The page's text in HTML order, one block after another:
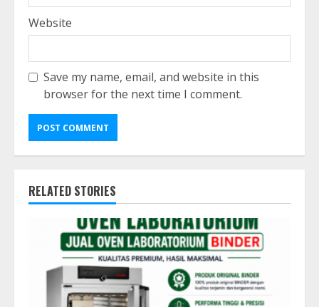
Website
Save my name, email, and website in this
browser for the next time I comment.
RELATED STORIES